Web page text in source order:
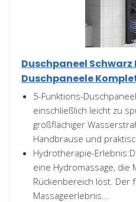
Duschpaneel
Duschpaneele
5-Funktions-
einschließlich leicht zu
großflächiger
Handbrause und
Hydrotherapie-
eine Hydromassage, die
Rückenbereich löst. Der
Massageerlebnis...